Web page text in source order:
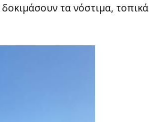
τα νόστιμα, τοπικά